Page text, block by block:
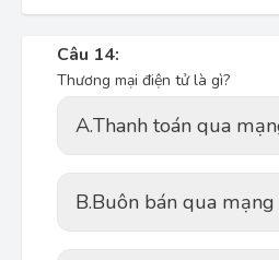
Câu 14:
Thương mại điện tử là gì?
A.Thanh toán qua
B.Buôn bán qua